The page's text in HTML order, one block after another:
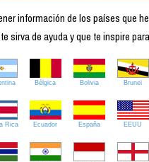
información de los países que
sirva de ayuda y que te inspire
Bélgica Bolivia Brunei
Rica Ecuador España EEUU